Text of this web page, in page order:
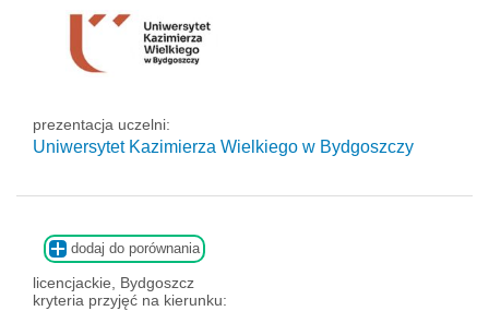
prezentacja uczelni:
Uniwersytet Kazimierza Wielkiego w Bydgoszczy
dodaj do porównania
licencjackie, Bydgoszcz
kryteria przyjęć na kierunku: